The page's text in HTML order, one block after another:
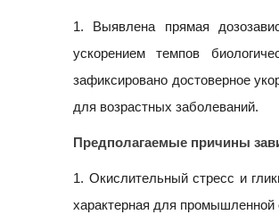
1. Выявлена прямая
ускорением темпов
зафиксировано достоверное
для возрастных заболеваний.
Предполагаемые причины
1. Окислительный стресс и
характерная для промышленной